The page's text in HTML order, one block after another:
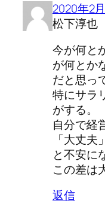
2020年2
松下淳也
今が何と
が何とか
だと思っ
特にサラ
がする。
自分で経
「大丈
と不安に
この差は
返信